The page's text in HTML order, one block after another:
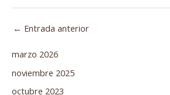
← Entrada anterior
marzo 2026
noviembre 2025
octubre 2023